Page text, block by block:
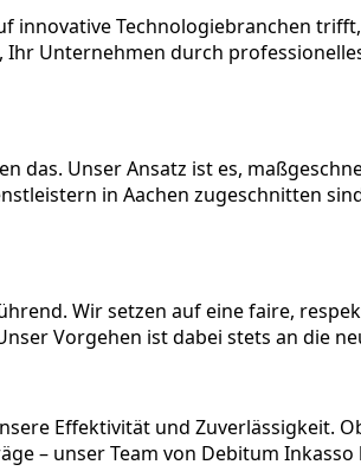
Technologiebranchen
Unternehmen durch
das. Unser Ansatz ist es,
in Aachen zugeschnitten
Wir setzen auf eine faire,
Vorgehen ist dabei stets an die
Effektivität und Zuverlässigkeit.
– unser Team von Debitum